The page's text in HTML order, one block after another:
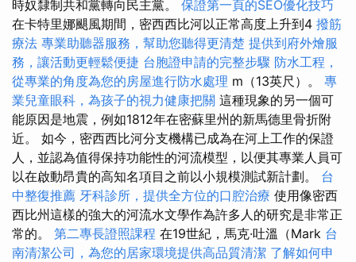
時奴隸制共和黨轉向民主黨。 保證第一頁的SEO優化技巧
在卡特里娜颶風期間，密西西比河以正常高度上升到4 撥筋
療法 專業助聽器服務，幫助您聽得更清楚 提供到府外燴服
務，讓活動更輕鬆便捷 台胞證申請的完整步驟 防水工程，
從專業的角度為您的房屋進行防水處理 m（13英尺）。 專
業兒童眼科，為孩子的視力健康把關 這種現象的另一個可
能原因是地震，例如1812年在密蘇里州的新馬德里骨折附
近。 如今，密西西比河分支機構已成為在河上工作的保證
人，並認為值得保持功能性的河流模型，以便其專業人員可
以在啟動昂貴的高知名項目之前以小規模測試新計劃。 台
中整復推薦 牙科診所，提供全方位的口腔治療 使用像密西
西比州這樣的強大的河流水文學作為許多人的研究是非常正
常的。 第二專長證照課程 在19世紀，馬克·吐溫（Mark 台
南清潔公司，為您的居家環境提供高品質清潔 了解如何申